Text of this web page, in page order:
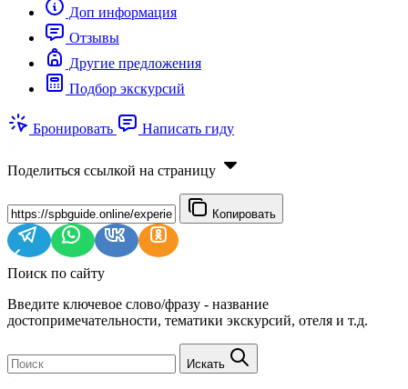
Доп информация
Отзывы
Другие предложения
Подбор экскурсий
Бронировать Написать гиду
Поделиться ссылкой на страницу
Копировать
Поиск по сайту
Введите ключевое слово/фразу - название
достопримечательности, тематики экскурсий, отеля и т.д.
Искать